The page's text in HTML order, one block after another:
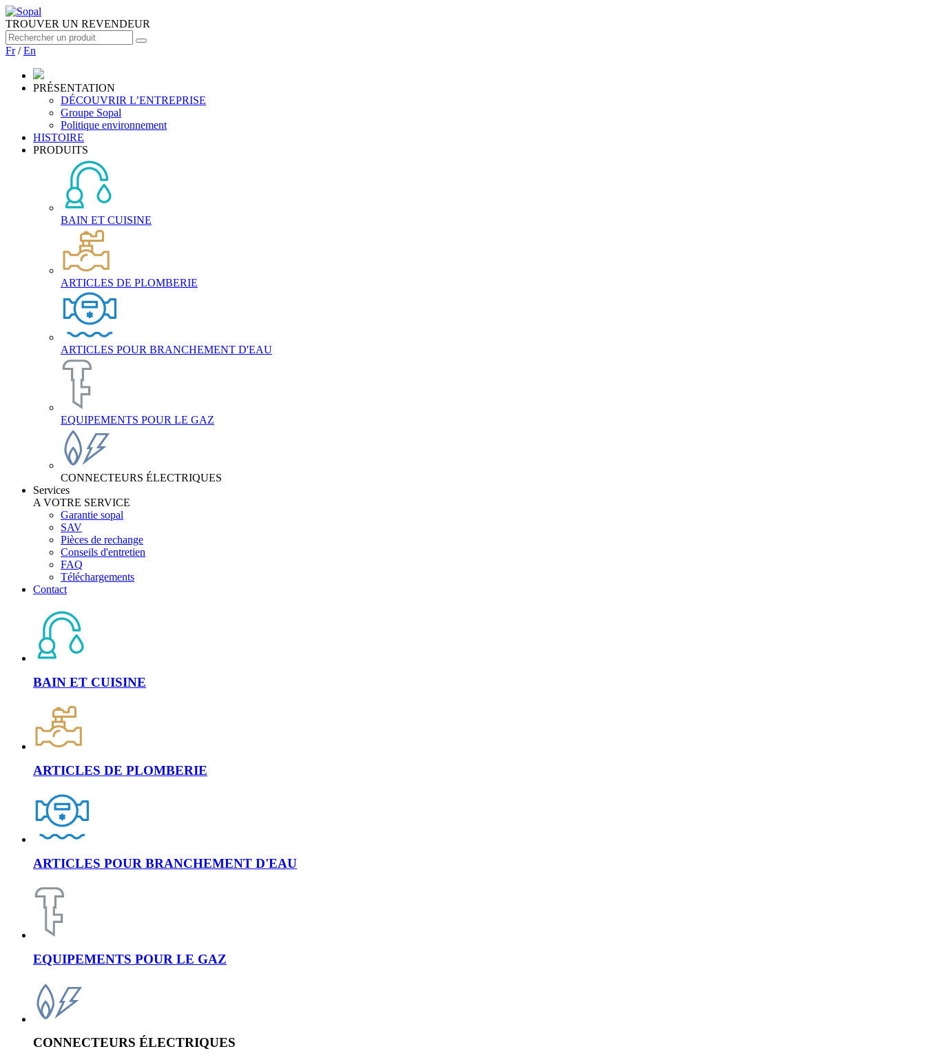
TROUVER UN REVENDEUR
Fr/En
PRÉSENTATION
DÉCOUVRIR L’ENTREPRISE
Groupe Sopal
Politique environnement
HISTOIRE
PRODUITS
BAIN ET CUISINE
ARTICLES DE PLOMBERIE
ARTICLES POUR BRANCHEMENT D'EAU
EQUIPEMENTS POUR LE GAZ
CONNECTEURS ÉLECTRIQUES
Services
A VOTRE SERVICE
Garantie sopal
SAV
Pièces de rechange
Conseils d'entretien
FAQ
Téléchargements
Contact
BAIN ET CUISINE
ARTICLES DE PLOMBERIE
ARTICLES POUR BRANCHEMENT D'EAU
EQUIPEMENTS POUR LE GAZ
CONNECTEURS ÉLECTRIQUES